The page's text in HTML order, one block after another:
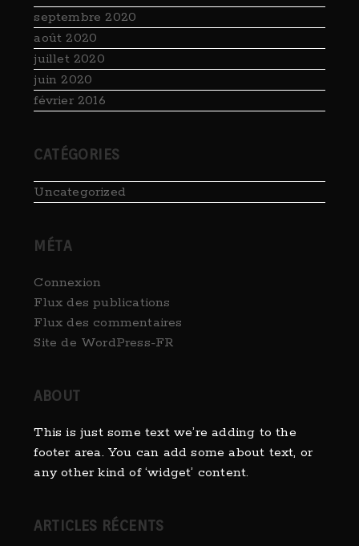
septembre 2020
août 2020
juillet 2020
juin 2020
février 2016
CATÉGORIES
Uncategorized
MÉTA
Connexion
Flux des publications
Flux des commentaires
Site de WordPress-FR
ABOUT
This is just some text we’re adding to the
footer area. You can add some about text, or
any other kind of ‘widget’ content.
ARTICLES RÉCENTS